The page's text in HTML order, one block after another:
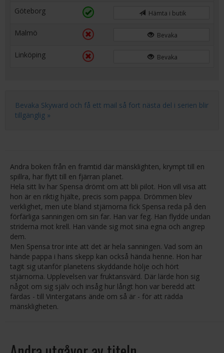
Göteborg Hämta i butik
Malmö Bevaka
Linköping Bevaka
Bevaka Skyward och få ett mail så fort nästa del i serien blir
tillgänglig »
Andra boken från en framtid där mänsklighten, krympt till en
spillra, har flytt till en fjärran planet.
Hela sitt liv har Spensa drömt om att bli pilot. Hon vill visa att
hon är en riktig hjälte, precis som pappa. Drömmen blev
verklighet, men ute bland stjärnorna fick Spensa reda på den
förfärliga sanningen om sin far. Han var feg. Han flydde undan
striderna mot krell. Han vände sig mot sina egna och angrep
dem.
Men Spensa tror inte att det är hela sanningen. Vad som än
hände pappa i hans skepp kan också hända henne. Hon har
tagit sig utanför planetens skyddande hölje och hört
stjärnorna. Upplevelsen var fruktansvärd. Där lärde hon sig
något om sig själv och insåg hur långt hon var beredd att
färdas - till Vintergatans ände om så är - för att rädda
mänskligheten.